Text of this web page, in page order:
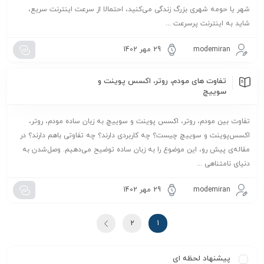
شهر یا حومه شهری بزرگ زندگی می‌کنید، احتمالا از سرعت اینترنت سریع،
شاید به اینترنت پرسرعت ...
modemiran 29 مهر 1402
تفاوت های مودم، روتر، اکسس پوینت و
سوییچ
تفاوت بین مودم، روتر، اکسس پوینت و سوییچ به زبان ساده مودم، روتر،
اکسس‌پوینت و سوییچ چیست؟ چه کاربردی دارند؟ چه تفاوتی باهم دارند؟ در
مقاله‌ی پیش‌ رو، این موضوع را به‌ زبان ساده توضیح می‌دهیم. وصل‌شدن به
دنیای نامتناهی ...
modemiran 29 مهر 1402
1
2
پیشنهاد لحظه ای